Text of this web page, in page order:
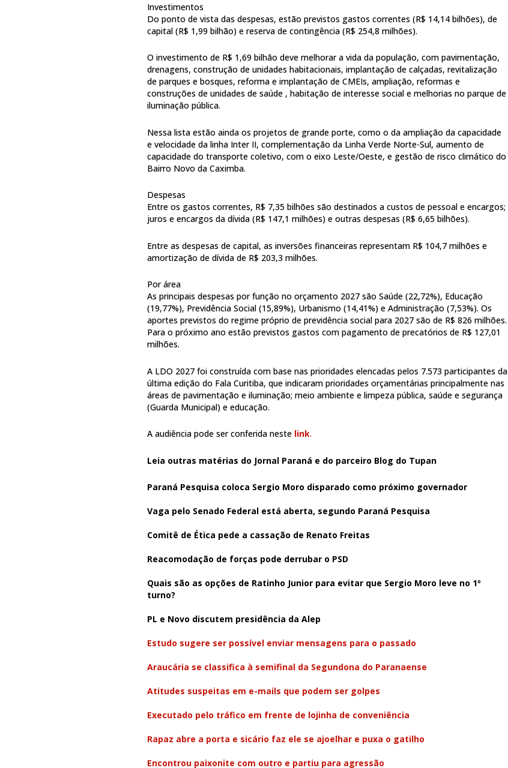
Investimentos
Do ponto de vista das despesas, estão previstos gastos correntes (R$ 14,14 bilhões), de
capital (R$ 1,99 bilhão) e reserva de contingência (R$ 254,8 milhões).
O investimento de R$ 1,69 bilhão deve melhorar a vida da população, com pavimentação,
drenagens, construção de unidades habitacionais, implantação de calçadas, revitalização
de parques e bosques, reforma e implantação de CMEIs, ampliação, reformas e
construções de unidades de saúde , habitação de interesse social e melhorias no parque de
iluminação pública.
Nessa lista estão ainda os projetos de grande porte, como o da ampliação da capacidade
e velocidade da linha Inter II, complementação da Linha Verde Norte-Sul, aumento de
capacidade do transporte coletivo, com o eixo Leste/Oeste, e gestão de risco climático do
Bairro Novo da Caximba.
Despesas
Entre os gastos correntes, R$ 7,35 bilhões são destinados a custos de pessoal e encargos;
juros e encargos da dívida (R$ 147,1 milhões) e outras despesas (R$ 6,65 bilhões).
Entre as despesas de capital, as inversões financeiras representam R$ 104,7 milhões e
amortização de dívida de R$ 203,3 milhões.
Por área
As principais despesas por função no orçamento 2027 são Saúde (22,72%), Educação
(19,77%), Previdência Social (15,89%), Urbanismo (14,41%) e Administração (7,53%). Os
aportes previstos do regime próprio de previdência social para 2027 são de R$ 826 milhões.
Para o próximo ano estão previstos gastos com pagamento de precatórios de R$ 127,01
milhões.
A LDO 2027 foi construída com base nas prioridades elencadas pelos 7.573 participantes da
última edição do Fala Curitiba, que indicaram prioridades orçamentárias principalmente nas
áreas de pavimentação e iluminação; meio ambiente e limpeza pública, saúde e segurança
(Guarda Municipal) e educação.
A audiência pode ser conferida neste link.
Leia outras matérias do Jornal Paraná e do parceiro Blog do Tupan
Paraná Pesquisa coloca Sergio Moro disparado como próximo governador
Vaga pelo Senado Federal está aberta, segundo Paraná Pesquisa
Comitê de Ética pede a cassação de Renato Freitas
Reacomodação de forças pode derrubar o PSD
Quais são as opções de Ratinho Junior para evitar que Sergio Moro leve no 1º
turno?
PL e Novo discutem presidência da Alep
Estudo sugere ser possível enviar mensagens para o passado
Araucária se classifica à semifinal da Segundona do Paranaense
Atitudes suspeitas em e-mails que podem ser golpes
Executado pelo tráfico em frente de lojinha de conveniência
Rapaz abre a porta e sicário faz ele se ajoelhar e puxa o gatilho
Encontrou paixonite com outro e partiu para agressão